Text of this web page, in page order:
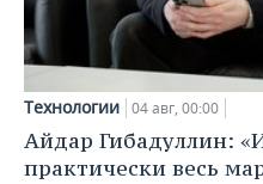
Технологии 04 авг, 00:00
Айдар Гибадуллин:
практически весь